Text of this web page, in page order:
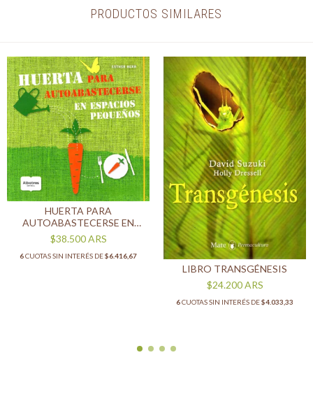
PRODUCTOS SIMILARES
HUERTA PARA
AUTOABASTECERSE EN
ESPACIOS PEQUEÑOS
$38.500ARS
6CUOTAS SIN INTERÉS DE$6.416,67
LIBRO TRANSGÉNESIS
$24.200ARS
6CUOTAS SIN INTERÉS DE$4.033,33